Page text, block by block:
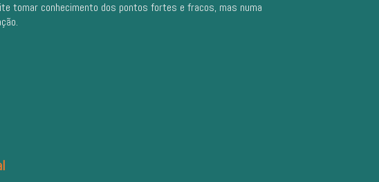
tomar conhecimento dos pontos fortes e fracos, mas numa